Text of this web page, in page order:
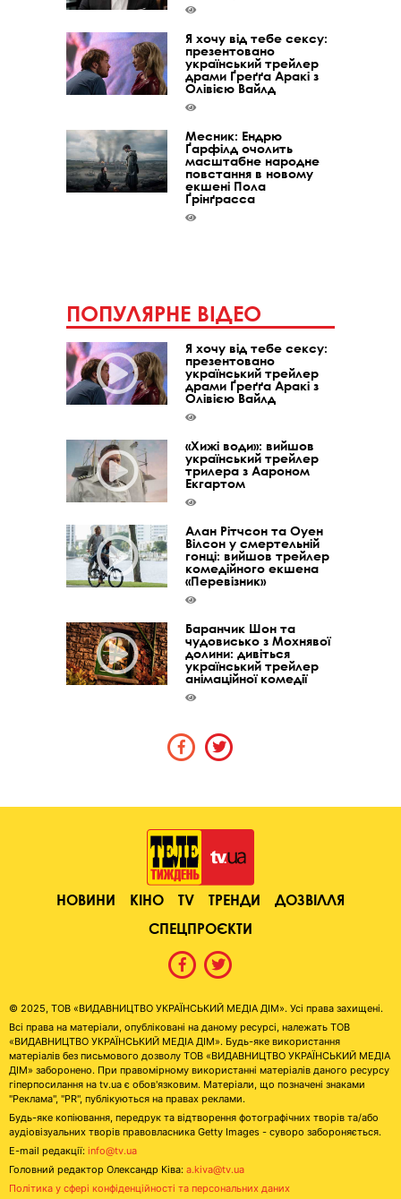
Я хочу від тебе сексу:
презентовано
український трейлер
драми Ґреґґа Аракі з
Олівією Вайлд
Месник: Ендрю
Ґарфілд очолить
масштабне народне
повстання в новому
екшені Пола
Ґрінґрасса
ПОПУЛЯРНЕ ВІДЕО
Я хочу від тебе сексу:
презентовано
український трейлер
драми Ґреґґа Аракі з
Олівією Вайлд
«Хижі води»: вийшов
український трейлер
трилера з Аароном
Екгартом
Алан Рітчсон та Оуен
Вілсон у смертельній
гонці: вийшов трейлер
комедійного екшена
«Перевізник»
Баранчик Шон та
чудовисько з Мохнявої
долини: дивіться
український трейлер
анімаційної комедії
НОВИНИ КІНО TV ТРЕНДИ
ДОЗВІЛЛЯ
СПЕЦПРОЄКТИ
© 2025, ТОВ «ВИДАВНИЦТВО УКРАЇНСЬКИЙ МЕДІА ДІМ». Усі права захищені.
Всі права на матеріали, опубліковані на даному ресурсі, належать ТОВ
«ВИДАВНИЦТВО УКРАЇНСЬКИЙ МЕДІА ДІМ». Будь-яке використання
матеріалів без письмового дозволу ТОВ «ВИДАВНИЦТВО УКРАЇНСЬКИЙ МЕДІА
ДІМ» заборонено. При правомірному використанні матеріалів даного ресурсу
гіперпосилання на tv.ua є обов'язковим. Матеріали, що позначені знаками
"Реклама", "PR", публікуються на правах реклами.
Будь-яке копіювання, передрук та відтворення фотографічних творів та/або
аудіовізуальних творів правовласника Getty Images - суворо забороняється.
E-mail редакції: info@tv.ua
Головний редактор Олександр Ківа: a.kiva@tv.ua
Політика у сфері конфіденційності та персональних даних